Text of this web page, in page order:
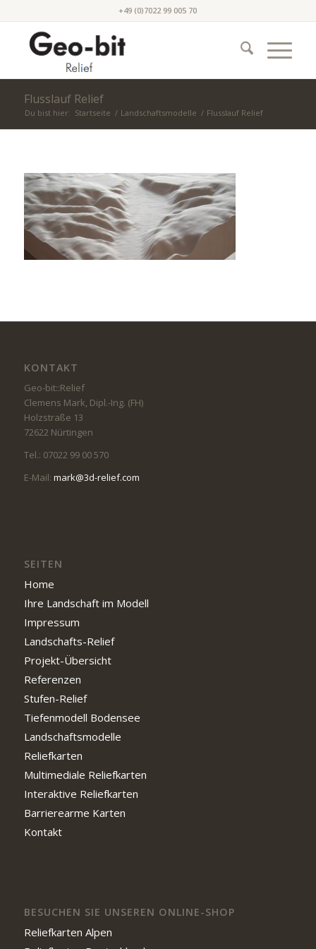
+49 (0)7022 99 005 70
Flusslauf Relief
Du bist hier: Startseite / Landschaftsmodelle / Flusslauf Relief
KONTAKT
Geo-bit::Relief
Clemens Mark, Dipl.-Ing. (FH)
Holzstraße 13
72622 Nürtingen
Tel.: 07022 99 00 570
E-Mail: mark@3d-relief.com
SEITEN
Home
Ihre Landschaft im Modell
Impressum
Landschafts-Relief
Projekt-Übersicht
Referenzen
Stufen-Relief
Tiefenmodell Bodensee
Landschaftsmodelle
Reliefkarten
Multimediale Reliefkarten
Interaktive Reliefkarten
Barrierearme Karten
Kontakt
BESUCHEN SIE UNSEREN ONLINE-SHOP
Reliefkarten Alpen